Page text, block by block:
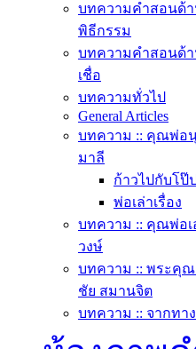
บทความคำสอนด้
พิธีกรรม
บทความคำสอนด้
เชื่อ
บทความทั่วไป
General Articles
บทความ :: คุณพ่อ
มาลี
ก้าวไปกับโป๊ป
พ่อเล่าเรื่อง
บทความ :: คุณพ่อเ
วงษ์
บทความ :: พระคุณ
ชัย สมานจิต
บทความ :: จากทา